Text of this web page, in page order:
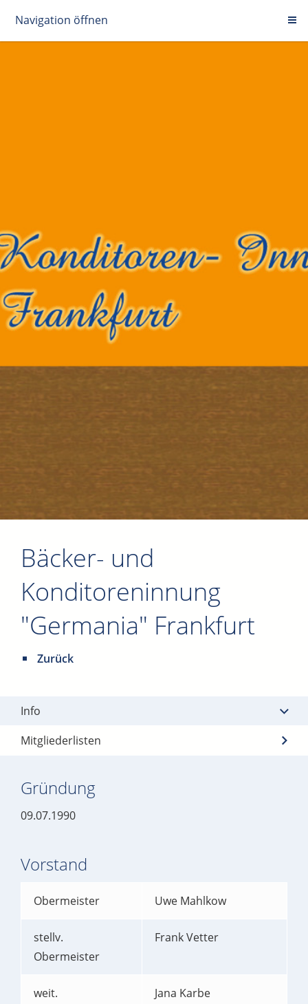
Navigation öffnen
Bäcker- und
Konditoreninnung
"Germania" Frankfurt
Zurück
Info
Mitgliederlisten
Gründung
09.07.1990
Vorstand
Obermeister Uwe Mahlkow
stellv.
Obermeister
Frank Vetter
weit.
Jana Karbe